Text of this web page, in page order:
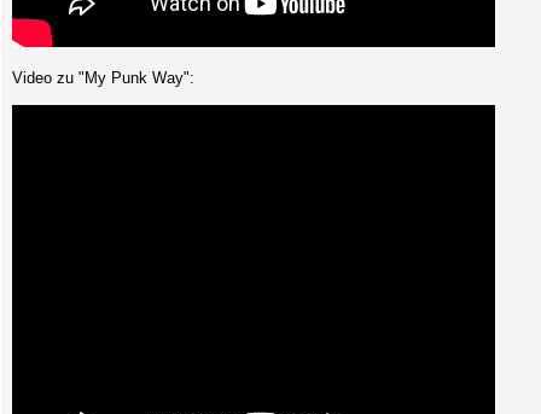
Video zu "My Punk Way":